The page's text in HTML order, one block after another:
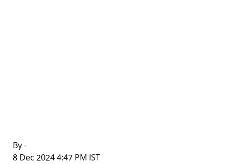
By -
8 Dec 2024 4:47 PM IST